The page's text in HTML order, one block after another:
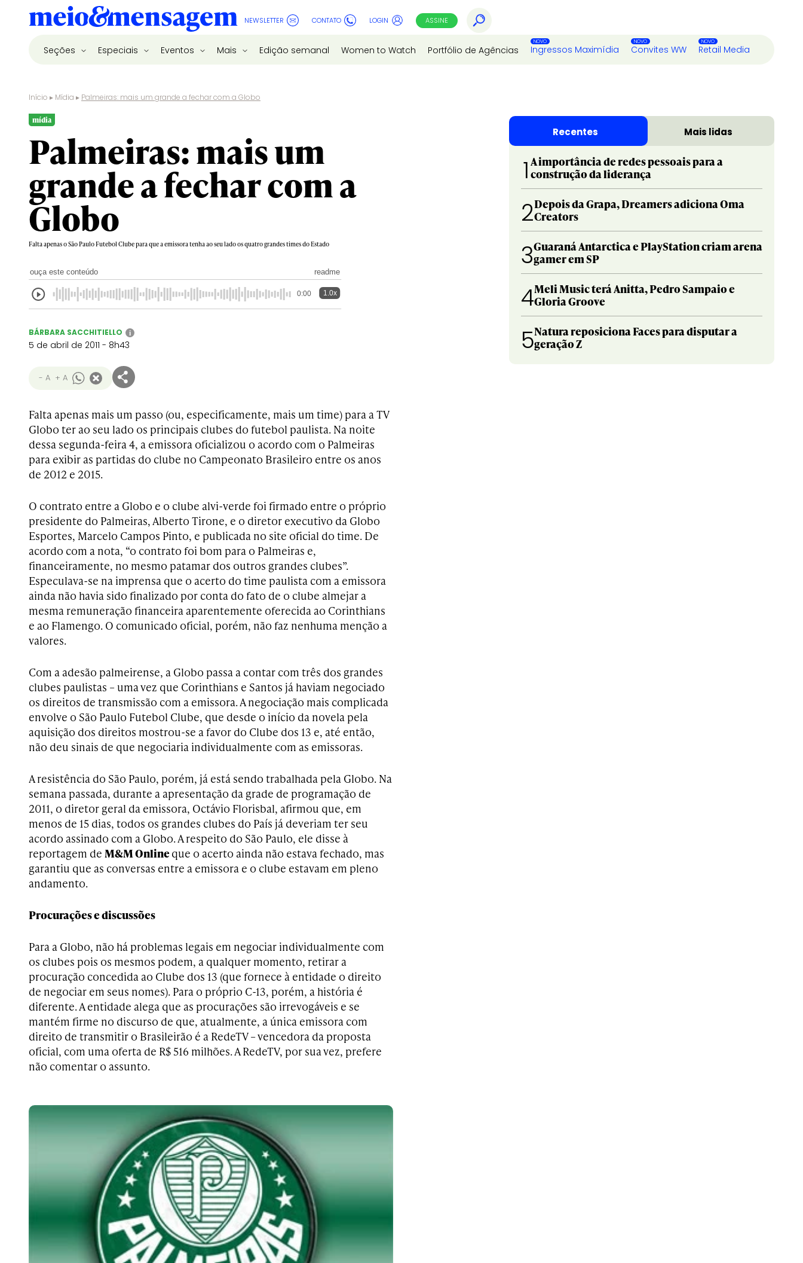
NEWSLETTER CONTATO LOGIN ASSINE
Seções Especiais Eventos Mais Edição semanal Women to Watch Portfólio de Agências Ingressos Maximídia Convites WW Retail Media
Início ▸ Mídia ▸ Palmeiras: mais um grande a fechar com a Globo
mídia
Palmeiras: mais um
grande a fechar com a
Globo
Falta apenas o São Paulo Futebol Clube para que a emissora tenha ao seu lado os quatro grandes times do Estado
ouça este conteúdo readme
0:00 1.0x
BÁRBARA SACCHITIELLO i
5 de abril de 2011 - 8h43
- A + A
Falta apenas mais um passo (ou, especificamente, mais um time) para a TV
Globo ter ao seu lado os principais clubes do futebol paulista. Na noite
dessa segunda-feira 4, a emissora oficializou o acordo com o Palmeiras
para exibir as partidas do clube no Campeonato Brasileiro entre os anos
de 2012 e 2015.
O contrato entre a Globo e o clube alvi-verde foi firmado entre o próprio
presidente do Palmeiras, Alberto Tirone, e o diretor executivo da Globo
Esportes, Marcelo Campos Pinto, e publicada no site oficial do time. De
acordo com a nota, “o contrato foi bom para o Palmeiras e,
financeiramente, no mesmo patamar dos outros grandes clubes”.
Especulava-se na imprensa que o acerto do time paulista com a emissora
ainda não havia sido finalizado por conta do fato de o clube almejar a
mesma remuneração financeira aparentemente oferecida ao Corinthians
e ao Flamengo. O comunicado oficial, porém, não faz nenhuma menção a
valores.
Com a adesão palmeirense, a Globo passa a contar com três dos grandes
clubes paulistas – uma vez que Corinthians e Santos já haviam negociado
os direitos de transmissão com a emissora. A negociação mais complicada
envolve o São Paulo Futebol Clube, que desde o início da novela pela
aquisição dos direitos mostrou-se a favor do Clube dos 13 e, até então,
não deu sinais de que negociaria individualmente com as emissoras.
A resistência do São Paulo, porém, já está sendo trabalhada pela Globo. Na
semana passada, durante a apresentação da grade de programação de
2011, o diretor geral da emissora, Octávio Florisbal, afirmou que, em
menos de 15 dias, todos os grandes clubes do País já deveriam ter seu
acordo assinado com a Globo. A respeito do São Paulo, ele disse à
reportagem de M&M Onlineque o acerto ainda não estava fechado, mas
garantiu que as conversas entre a emissora e o clube estavam em pleno
andamento.
Procurações e discussões
Para a Globo, não há problemas legais em negociar individualmente com
os clubes pois os mesmos podem, a qualquer momento, retirar a
procuração concedida ao Clube dos 13 (que fornece à entidade o direito
de negociar em seus nomes). Para o próprio C-13, porém, a história é
diferente. A entidade alega que as procurações são irrevogáveis e se
mantém firme no discurso de que, atualmente, a única emissora com
direito de transmitir o Brasileirão é a RedeTV – vencedora da proposta
oficial, com uma oferta de R$ 516 milhões. A RedeTV, por sua vez, prefere
não comentar o assunto.
Recentes Mais lidas
1 A importância de redes pessoais para a
construção da liderança
2Depois da Grapa, Dreamers adiciona Oma
Creators
3Guaraná Antarctica e PlayStation criam arena
gamer em SP
4Meli Music terá Anitta, Pedro Sampaio e
Gloria Groove
5Natura reposiciona Faces para disputar a
geração Z